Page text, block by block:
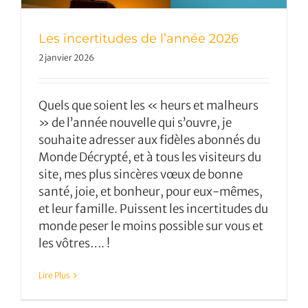
Les incertitudes de l’année 2026
2 janvier 2026
Quels que soient les « heurs et malheurs
» de l’année nouvelle qui s’ouvre, je
souhaite adresser aux fidèles abonnés du
Monde Décrypté, et à tous les visiteurs du
site, mes plus sincères vœux de bonne
santé, joie, et bonheur, pour eux-mêmes,
et leur famille. Puissent les incertitudes du
monde peser le moins possible sur vous et
les vôtres…. !
Lire Plus